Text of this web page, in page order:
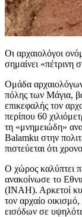
Οι αρχαιολόγοι
σημαίνει
Ομάδα
πόλης των Μάγια,
επικεφαλής τον
περίπου 60
τη «μνημειώδη»
Balamku στην
πιστεύεται ότι
Ο χώρος καλύπτει
ανακοίνωσε το
(ΙΝΑΗ). Αρκετοί
τον αρχαίο
εισόδων σε